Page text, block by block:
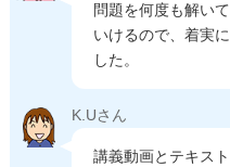
問題を何度も解い
いけるので、着実
した。
K.Uさん
講義動画とテキス